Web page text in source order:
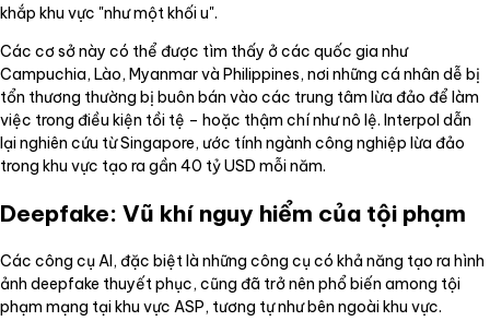
khắp khu vực "như một khối u".
Các cơ sở này có thể được tìm thấy ở các quốc gia như
Campuchia, Lào, Myanmar và Philippines, nơi những cá nhân dễ bị
tổn thương thường bị buôn bán vào các trung tâm lừa đảo để làm
việc trong điều kiện tồi tệ – hoặc thậm chí như nô lệ. Interpol dẫn
lại nghiên cứu từ Singapore, ước tính ngành công nghiệp lừa đảo
trong khu vực tạo ra gần 40 tỷ USD mỗi năm.
Deepfake: Vũ khí nguy hiểm của tội phạm
Các công cụ AI, đặc biệt là những công cụ có khả năng tạo ra hình
ảnh deepfake thuyết phục, cũng đã trở nên phổ biến among tội
phạm mạng tại khu vực ASP, tương tự như bên ngoài khu vực.